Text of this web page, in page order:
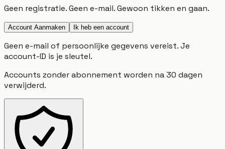
Geen registratie. Geen e-mail. Gewoon tikken en gaan.
Account Aanmaken Ik heb een account
Geen e-mail of persoonlijke gegevens vereist. Je
account-ID is je sleutel.
Accounts zonder abonnement worden na 30 dagen
verwijderd.